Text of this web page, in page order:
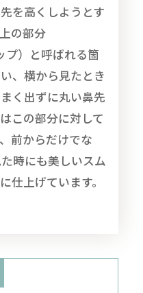
を高くしようとす
の部分
プ）と呼ばれる箇
、横から見たとき
く出ずに丸い鼻先
この部分に対して
前からだけでな
時にも美しいスム
仕上げています。